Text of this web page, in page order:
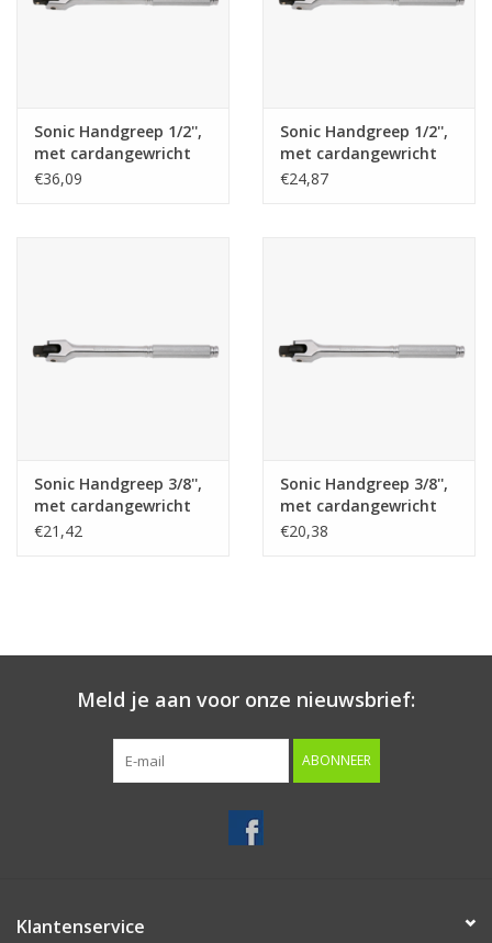
Sonic Handgreep 1/2'',
met cardangewricht
380mmL
€36,09
Sonic Handgreep 1/2'',
met cardangewricht
250mmL
€24,87
Sonic Handgreep 3/8'',
met cardangewricht
250mmL
€21,42
Sonic Handgreep 3/8'',
met cardangewricht
200mmL
€20,38
Meld je aan voor onze nieuwsbrief:
ABONNEER
Klantenservice